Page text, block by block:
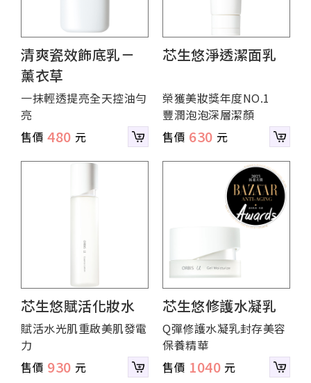
清爽瓷效飾底乳－
薰衣草
一抹輕透提亮全天控油勻
亮
480
芯生悠淨透潔面乳
榮獲美妝獎年度NO.1
豐潤泡泡深層潔顏
630
芯生悠賦活化妝水
賦活水光肌重啟美肌發電
力
930
芯生悠修護水凝乳
Q彈修護水凝乳封存美容
保養精華
1040